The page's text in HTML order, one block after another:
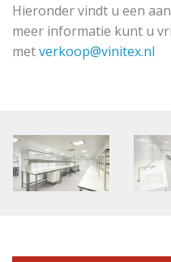
Hieronder vindt u een
meer informatie kunt u
metverkoop@vinitex.nl